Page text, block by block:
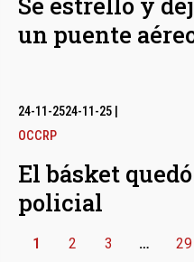
un puente
24-11-2524-11-25
OCCRP
El básket
policial
1 2 3 … 29